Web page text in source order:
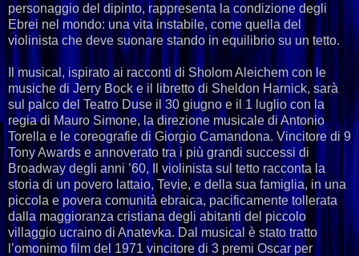
personaggio del dipinto, rappresenta la condizione degli
Ebrei nel mondo: una vita instabile, come quella del
violinista che deve suonare stando in equilibrio su un tetto.
Il musical, ispirato ai racconti di Sholom Aleichem con le
musiche di Jerry Bock e il libretto di Sheldon Harnick, sarà
sul palco del Teatro Duse il 30 giugno e il 1 luglio con la
regia di Mauro Simone, la direzione musicale di Antonio
Torella e le coreografie di Giorgio Camandona. Vincitore di 9
Tony Awards e annoverato tra i più grandi successi di
Broadway degli anni ’60, Il violinista sul tetto racconta la
storia di un povero lattaio, Tevie, e della sua famiglia, in una
piccola e povera comunità ebraica, pacificamente tollerata
dalla maggioranza cristiana degli abitanti del piccolo
villaggio ucraino di Anatevka. Dal musical è stato tratto
l’omonimo film del 1971 vincitore di 3 premi Oscar per